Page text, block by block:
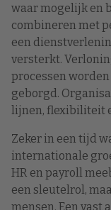
waar mogelijk en
combineren met
een
versterkt.
processen
geborgd.
lijnen, flexibiliteit
Zeker in een tijd
internationale
HR en payroll
een sleutelrol,
mensen. Een vast